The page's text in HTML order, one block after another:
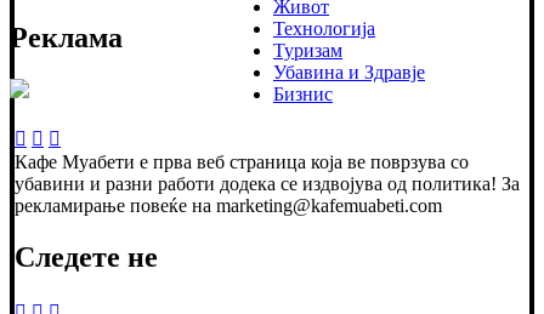
Реклама
Живот
Технологија
Туризам
Убавина и Здравје
Бизнис
Кафе Муабети е прва веб страница која ве поврзува со
убавини и разни работи додека се издвојува од политика! За
рекламирање повеќе на marketing@kafemuabeti.com
Следете не